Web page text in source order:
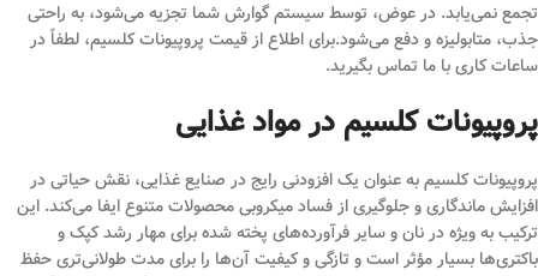
تجمع نمی‌یابد. در عوض، توسط سیستم گوارش شما تجزیه می‌شود، به راحتی
جذب، متابولیزه و دفع می‌شود.برای اطلاع از قیمت پروپیونات کلسیم، لطفاً در
ساعات کاری با ما تماس بگیرید.
پروپیونات کلسیم در مواد غذایی
پروپیونات کلسیم به عنوان یک افزودنی رایج در صنایع غذایی، نقش حیاتی در
افزایش ماندگاری و جلوگیری از فساد میکروبی محصولات متنوع ایفا می‌کند. این
ترکیب به ویژه در نان و سایر فرآورده‌های پخته شده برای مهار رشد کپک و
باکتری‌ها بسیار مؤثر است و تازگی و کیفیت آن‌ها را برای مدت طولانی‌تری حفظ